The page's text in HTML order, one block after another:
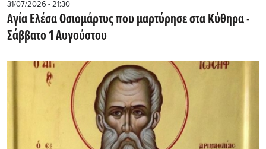
31/07/2026 - 21:30
Αγία Ελέσα Οσιομάρτυς που μαρτύρησε στα Κύθηρα -
Σάββατο 1 Αυγούστου